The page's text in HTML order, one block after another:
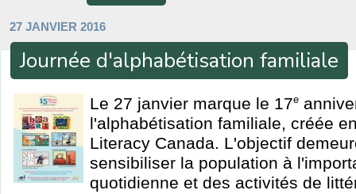
27 JANVIER 2016
Journée d'alphabétisation familiale
Le 27 janvier marque le 17e
l'alphabétisation familiale, créée
Literacy Canada. L'objectif
sensibiliser la population à
quotidienne et des activités de